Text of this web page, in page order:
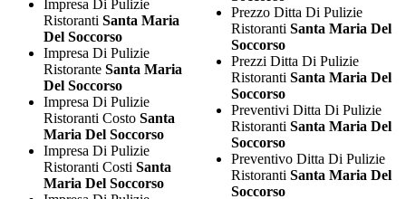
Impresa Di Pulizie
Ristoranti Santa Maria
Del Soccorso
Impresa Di Pulizie
Ristorante Santa Maria
Del Soccorso
Impresa Di Pulizie
Ristoranti Costo Santa
Maria Del Soccorso
Impresa Di Pulizie
Ristoranti Costi Santa
Maria Del Soccorso
Prezzo Ditta Di Pulizie
RistorantiSanta Maria Del
Soccorso
Prezzi Ditta Di Pulizie
RistorantiSanta Maria Del
Soccorso
Preventivi Ditta Di Pulizie
RistorantiSanta Maria Del
Soccorso
Preventivo Ditta Di Pulizie
RistorantiSanta Maria Del
Soccorso